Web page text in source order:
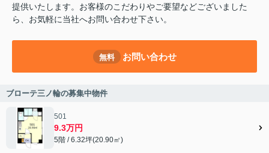
提供いたします。お客様のこだわりやご要望などございました
ら、お気軽に当社へお問い合わせ下さい。
無料 お問い合わせ
ブローテ三ノ輪の募集中物件
501
9.3万円
5階 / 6.32坪(20.90㎡)